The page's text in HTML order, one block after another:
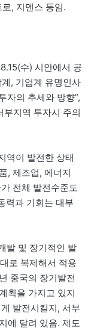
, 지멘스 등임.
수) 시안에서 공
, 기업계 유명인사
자의 추세와 방향”,
부지역 투자시 주의
역이 발전한 상태
, 제조업, 에너지
전체 발전수준도
력과 기회는 대부
발 및 장기적인 발
로 복제해서 적용
중국의 장기발전
획을 가지고 있지
발전시킬지, 서부
에 달려 있음. 제도